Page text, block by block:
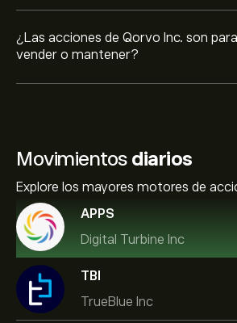
¿Las acciones de Qorvo Inc. son
vender o mantener?
Movimientos diarios
Explore los mayores motores de
APPS
Digital Turbine Inc
TBI
TrueBlue Inc